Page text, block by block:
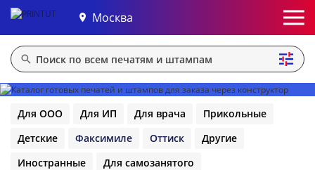
Москва
Для ООО Для ИП Для врача
Прикольные
Детские
Факсимиле Оттиск
Другие
Иностранные
Для самозанятого